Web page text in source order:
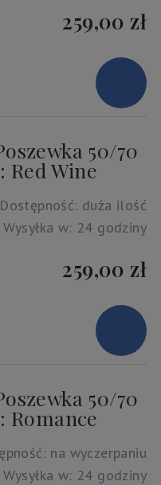
259,00 zł
50/70
Red Wine
Dostępność: duża ilość
Wysyłka w: 24 godziny
259,00 zł
50/70
Romance
na wyczerpaniu
Wysyłka w: 24 godziny